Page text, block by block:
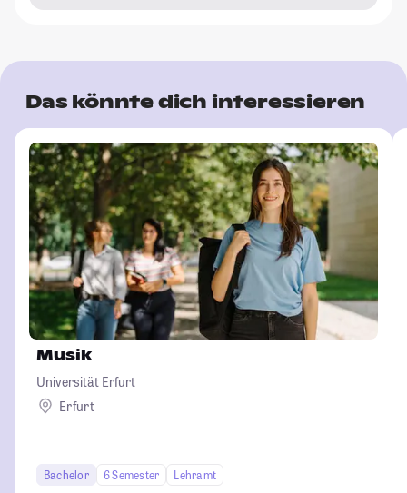
Das könnte dich interessieren
Musik
Universität Erfurt
Erfurt
Bachelor 6 Semester
Lehramt